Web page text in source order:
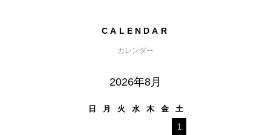
CALENDAR
カレンダー
2026年8月
日 月 火 水 木 金
土
1